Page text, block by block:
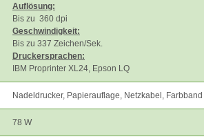
Auflösung:
Bis zu 360 dpi
Geschwindigkeit:
Bis zu 337 Zeichen/Sek.
Druckersprachen:
IBM Proprinter XL24, Epson LQ
Nadeldrucker, Papierauflage, Netzkabel, Farbband
78 W